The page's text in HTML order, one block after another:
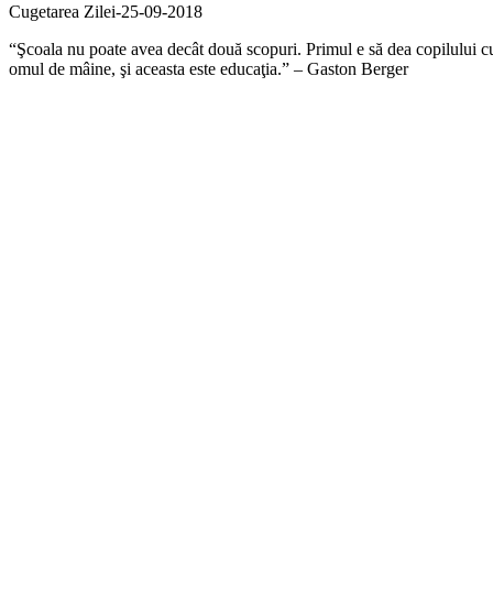
Cugetarea Zilei-25-09-2018
“Şcoala nu poate avea decât două scopuri. Primul e să dea copilului
omul de mâine, şi aceasta este educaţia.” – Gaston Berger